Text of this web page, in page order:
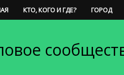
КТО, КОГО И ГДЕ? ГОРОД